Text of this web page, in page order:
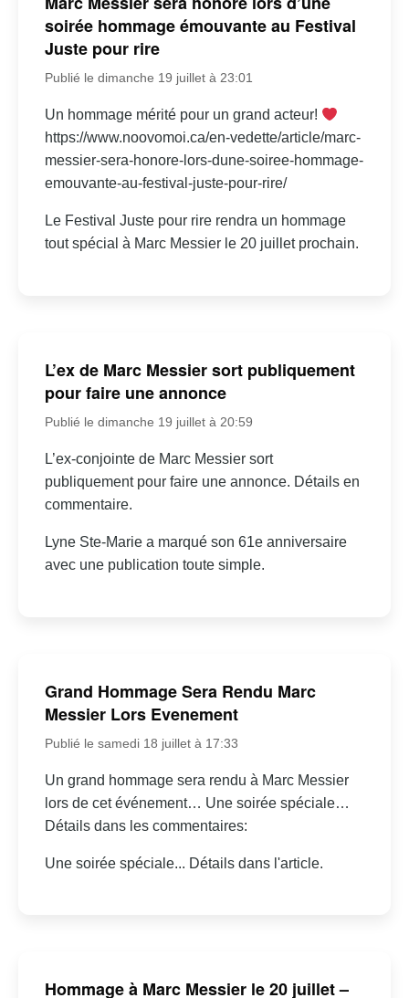
soirée hommage émouvante au Festival
Juste pour rire
Publié le dimanche 19 juillet à 23:01
Un hommage mérité pour un grand acteur!
https://www.noovomoi.ca/en-vedette/article/marc-
messier-sera-honore-lors-dune-soiree-hommage-
emouvante-au-festival-juste-pour-rire/
Le Festival Juste pour rire rendra un hommage
tout spécial à Marc Messier le 20 juillet prochain.
L’ex de Marc Messier sort publiquement
pour faire une annonce
Publié le dimanche 19 juillet à 20:59
L’ex-conjointe de Marc Messier sort
publiquement pour faire une annonce. Détails en
commentaire.
Lyne Ste-Marie a marqué son 61e anniversaire
avec une publication toute simple.
Grand Hommage Sera Rendu Marc
Messier Lors Evenement
Publié le samedi 18 juillet à 17:33
Un grand hommage sera rendu à Marc Messier
lors de cet événement… Une soirée spéciale…
Détails dans les commentaires:
Une soirée spéciale... Détails dans l'article.
Hommage à Marc Messier le 20 juillet –